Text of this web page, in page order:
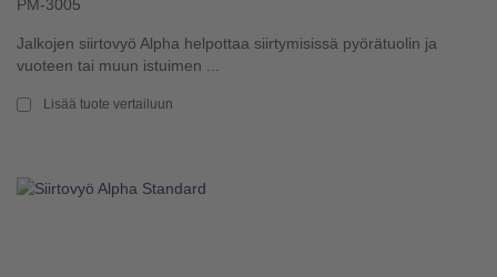
PM-3005
Jalkojen siirtovyö Alpha helpottaa siirtymisissä pyörätuolin ja
vuoteen tai muun istuimen ...
Lisää tuote vertailuun